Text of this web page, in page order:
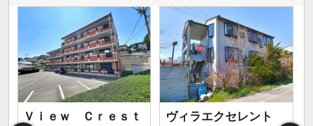
Ｖｉｅｗ Ｃｒｅｓｔ ヴィラエクセレント